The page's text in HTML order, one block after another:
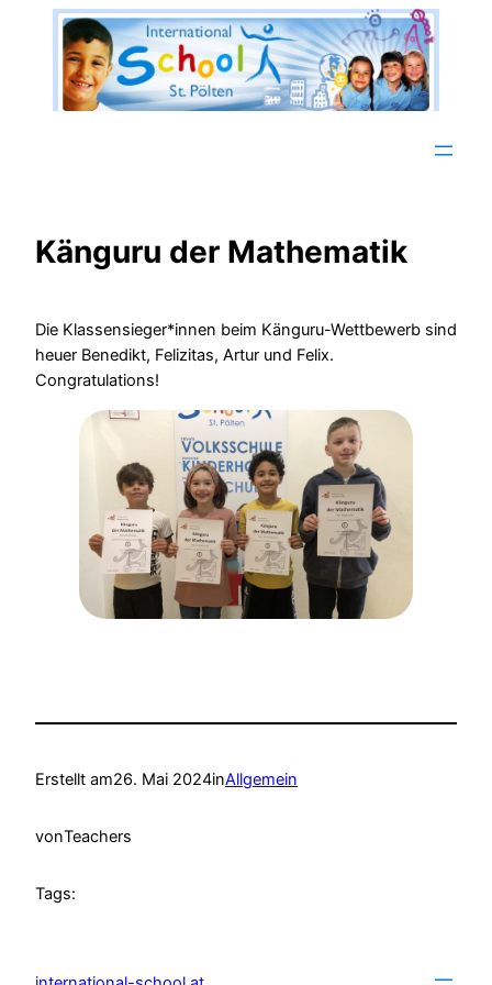
springen
Känguru der Mathematik
Die Klassensieger*innen beim Känguru-Wettbewerb sind
heuer Benedikt, Felizitas, Artur und Felix.
Congratulations!
Erstellt am26. Mai 2024inAllgemein
vonTeachers
Tags: